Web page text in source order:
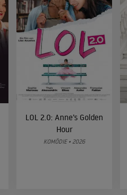
LOL 2.0: Anne’s Golden
Hour
KOMÖDIE • 2026